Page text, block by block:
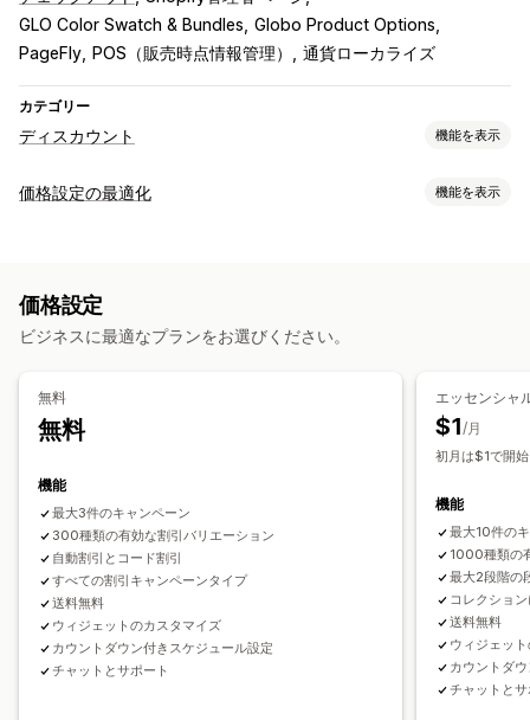
GLO Color Swatch & Bundles Globo Product Options
PageFly
POS（販売時点情報管理） 通貨ローカライズ
カテゴリー
ディスカウント 機能を表示
ディスカウントの種類
無料配送 配送料
チェックアウトディスカウント ギフト 商品バンドル
クロスセルディスカウント
カスタムディスカウント
ディスカウント管理
編集ツール 一括編集
カスタムコード 通貨換算 ローカライズ
トリガーとルール
ディスカウントの組み合わせ
オートメーション
セグメンテーション タグ付け
分析
APIとWebhook
価格設定の最適化 機能を表示
ボリュームディスカウント
自動価格再設定 自動一致 フラッシュセール
モニタリング
レポート
価格設定
ビジネスに最適なプランをお選びください。
無料
無料
機能
最大3件のキャンペーン
300種類の有効な割引バリエーション
自動割引とコード割引
すべての割引キャンペーンタイプ
送料無料
ウィジェットのカスタマイズ
カウントダウン付きスケジュール設定
チャットとサポート
エッセンシャ
$1/月
初月は$1で開
機能
最大10件の
1000種類の
最大2段階の
コレクショ
送料無料
ウィジェッ
カウントダ
チャットと